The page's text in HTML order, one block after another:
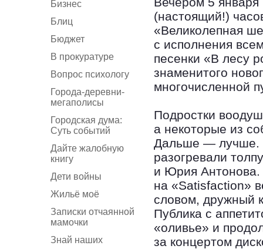
Бизнес
Блиц
Бюджет
В прокуратуре
Вопрос психологу
Города-деревни-
мегаполисы
Городская дума:
Суть событий
Дайте жалобную
книгу
Дети войны
Жильё моё
Записки отчаянной
мамочки
Знай наших
(настоящий!)
«Великолепная
с исполнения
песенки «В лесу
знаменитого
многочисленной
Подростки
а некоторые из
Дальше — лучше.
разогревали
и Юрия Антонова.
на «Satisfaction»
словом, дружный
Публика с
«оливье» и
за концертом